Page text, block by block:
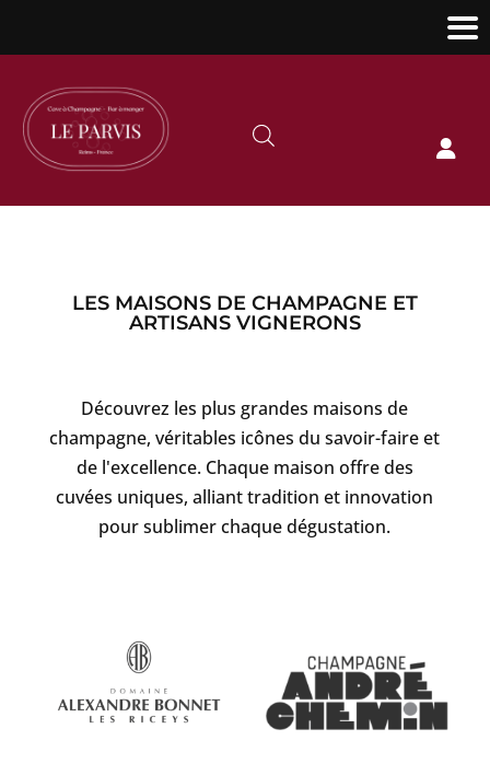

LES MAISONS DE CHAMPAGNE ET
ARTISANS VIGNERONS
Découvrez les plus grandes maisons de
champagne, véritables icônes du savoir-faire et
de l'excellence. Chaque maison offre des
cuvées uniques, alliant tradition et innovation
pour sublimer chaque dégustation.